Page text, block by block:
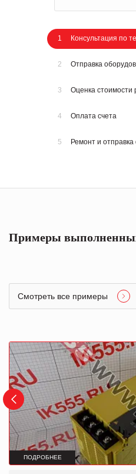
1 Консультация по
2 Отправка
3 Оценка стоимости
4 Оплата счета
5 Ремонт и
Примеры
Смотреть все примеры
ПОДРОБНЕЕ